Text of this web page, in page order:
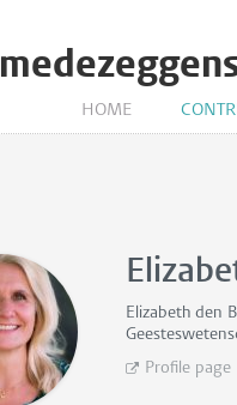
HOME
Elizabeth den
Profile page